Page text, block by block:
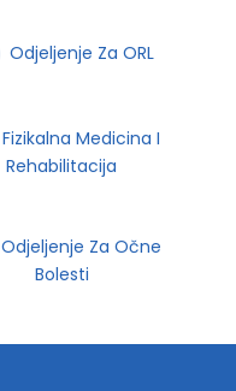
Odjeljenje Za ORL
Fizikalna Medicina I
Rehabilitacija
Odjeljenje Za Očne
Bolesti